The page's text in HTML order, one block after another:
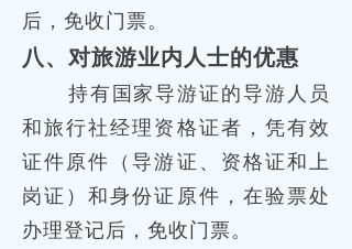
后，免收门票。
八、对旅游业内人士的优惠
持有国家导游证的导游人员
和旅行社经理资格证者，凭有效
证件原件（导游证、资格证和上
岗证）和身份证原件，在验票处
办理登记后，免收门票。